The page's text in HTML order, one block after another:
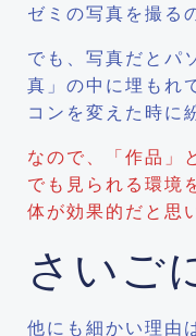
ゼミの写真を撮る
でも、写真だとパ
真」の中に埋もれ
コンを変えた時に
なので、「作品」
でも見られる環境
体が効果的だと思
さいご
他にも細かい理由